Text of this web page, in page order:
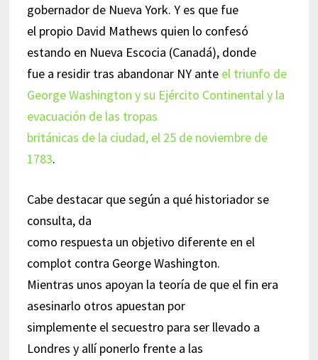
gobernador de Nueva York. Y es que fue
el propio David Mathews quien lo confesó
estando en Nueva Escocia (Canadá), donde
fue a residir tras abandonar NY ante el triunfo de
George Washington y su Ejército Continental y la
evacuación de las tropas
británicas de la ciudad, el 25 de noviembre de
1783.
Cabe destacar que según a qué historiador se
consulta, da
como respuesta un objetivo diferente en el
complot contra George Washington.
Mientras unos apoyan la teoría de que el fin era
asesinarlo otros apuestan por
simplemente el secuestro para ser llevado a
Londres y allí ponerlo frente a las